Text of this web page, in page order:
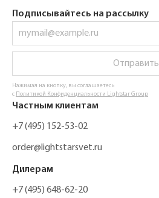
Подписывайтесь на рассылку
Отправить
Нажимая на кнопку, вы соглашаетесь
с Политикой Конфиденциальности Lightstar Group
Частным клиентам
+7 (495) 152-53-02
order@lightstarsvet.ru
Дилерам
+7 (495) 648-62-20